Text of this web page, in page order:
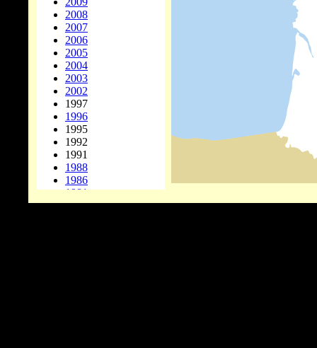
2008
2007
2006
2005
2004
2003
2002
1997
1996
1995
1992
1991
1988
1986
1981
1978